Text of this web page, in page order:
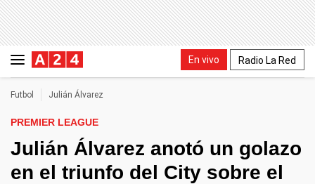
En vivo Radio La Red
Futbol Julián Álvarez
PREMIER LEAGUE
Julián Álvarez anotó un golazo
en el triunfo del City sobre el